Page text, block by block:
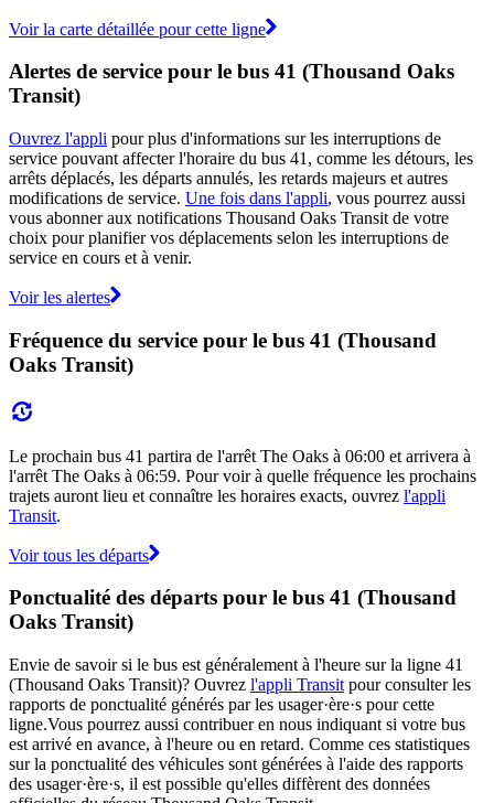
Voir la carte détaillée pour cette ligne
Alertes de service pour le bus 41 (Thousand Oaks
Transit)
Ouvrez l'appli pour plus d'informations sur les interruptions de
service pouvant affecter l'horaire du bus 41, comme les détours, les
arrêts déplacés, les départs annulés, les retards majeurs et autres
modifications de service. Une fois dans l'appli, vous pourrez aussi
vous abonner aux notifications Thousand Oaks Transit de votre
choix pour planifier vos déplacements selon les interruptions de
service en cours et à venir.
Voir les alertes
Fréquence du service pour le bus 41 (Thousand
Oaks Transit)
Le prochain bus 41 partira de l'arrêt The Oaks à 06:00 et arrivera à
l'arrêt The Oaks à 06:59. Pour voir à quelle fréquence les prochains
trajets auront lieu et connaître les horaires exacts, ouvrez l'appli
Transit.
Voir tous les départs
Ponctualité des départs pour le bus 41 (Thousand
Oaks Transit)
Envie de savoir si le bus est généralement à l'heure sur la ligne 41
(Thousand Oaks Transit)? Ouvrez l'appli Transit pour consulter les
rapports de ponctualité générés par les usager·ère·s pour cette
ligne.Vous pourrez aussi contribuer en nous indiquant si votre bus
est arrivé en avance, à l'heure ou en retard. Comme ces statistiques
sur la ponctualité des véhicules sont générées à l'aide des rapports
des usager·ère·s, il est possible qu'elles diffèrent des données